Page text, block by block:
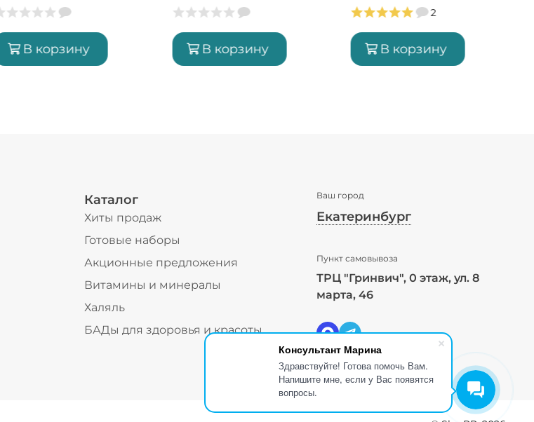
Консультант Марина
Здравствуйте! Готова помочь Вам.
Напишите мне, если у Вас появятся
вопросы.
В корзину В корзину
2
В корзину
Каталог
Хиты продаж
Готовые наборы
Акционные предложения
Витамины и минералы
Халяль
БАДы для здоровья и красоты
Ваш город
Екатеринбург
Екатеринбург ваш город?
Да Выбрать другой город
Пункт самовывоза
ТРЦ "Гринвич", 0 этаж, ул. 8
марта, 46